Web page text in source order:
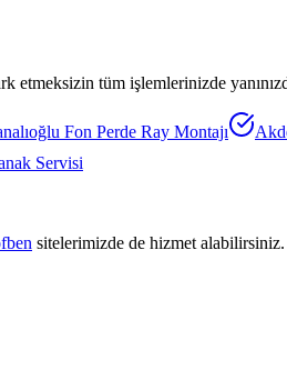
etmeksizin tüm işlemlerinizde
Fon Perde Ray Montajı
Servisi
sitelerimizde de hizmet alabilirsiniz.